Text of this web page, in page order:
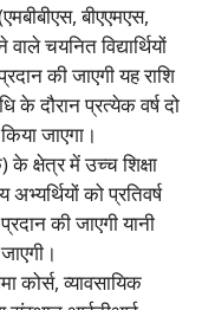
बीएएमएस,
चयनित विद्यार्थियों
की जाएगी यह राशि
के दौरान प्रत्येक वर्ष दो
जाएगा।
के क्षेत्र में उच्च शिक्षा
को प्रतिवर्ष
की जाएगी यानी
कोर्स, व्यावसायिक